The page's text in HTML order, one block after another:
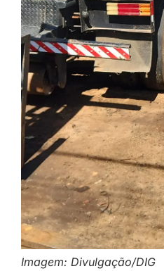
Imagem: Divulgação/DIG